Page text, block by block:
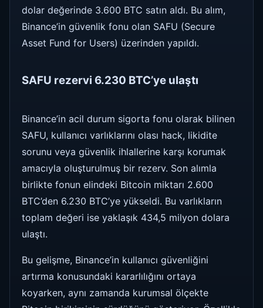
dolar değerinde 3.600 BTC satın aldı. Bu alım,
Binance’in güvenlik fonu olan SAFU (Secure
Asset Fund for Users) üzerinden yapıldı.
SAFU rezervi 6.230 BTC’ye ulaştı
Binance’in acil durum sigorta fonu olarak bilinen
SAFU, kullanıcı varlıklarını olası hack, likidite
sorunu veya güvenlik ihlallerine karşı korumak
amacıyla oluşturulmuş bir rezerv. Son alımla
birlikte fonun elindeki Bitcoin miktarı 2.600
BTC’den 6.230 BTC’ye yükseldi. Bu varlıkların
toplam değeri ise yaklaşık 434,5 milyon dolara
ulaştı.
Bu gelişme, Binance’in kullanıcı güvenliğini
artırma konusundaki kararlılığını ortaya
koyarken, aynı zamanda kurumsal ölçekte